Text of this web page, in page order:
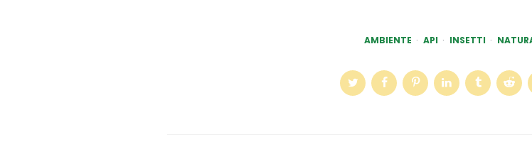
AMBIENTE API INSETTI